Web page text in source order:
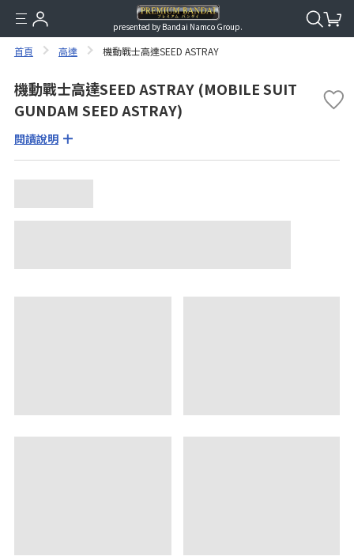
presented by Bandai Namco Group.
首頁 高達 機動戰士高達SEED ASTRAY
機動戰士高達SEED ASTRAY (MOBILE SUIT
GUNDAM SEED ASTRAY)
閱讀說明